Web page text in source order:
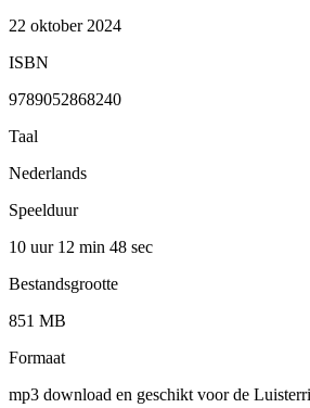
22 oktober 2024
ISBN
9789052868240
Taal
Nederlands
Speelduur
10 uur 12 min 48 sec
Bestandsgrootte
851 MB
Formaat
mp3 download en geschikt voor de